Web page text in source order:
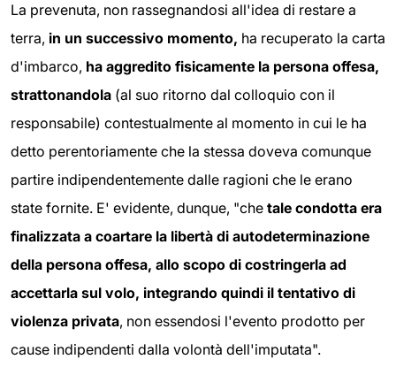
La prevenuta, non rassegnandosi all'idea di restare a
terra, in un successivo momento, ha recuperato la carta
d'imbarco, ha aggredito fisicamente la persona offesa,
strattonandola (al suo ritorno dal colloquio con il
responsabile) contestualmente al momento in cui le ha
detto perentoriamente che la stessa doveva comunque
partire indipendentemente dalle ragioni che le erano
state fornite. E' evidente, dunque, "che tale condotta era
finalizzata a coartare la libertà di autodeterminazione
della persona offesa, allo scopo di costringerla ad
accettarla sul volo, integrando quindi il tentativo di
violenza privata, non essendosi l'evento prodotto per
cause indipendenti dalla volontà dell'imputata".